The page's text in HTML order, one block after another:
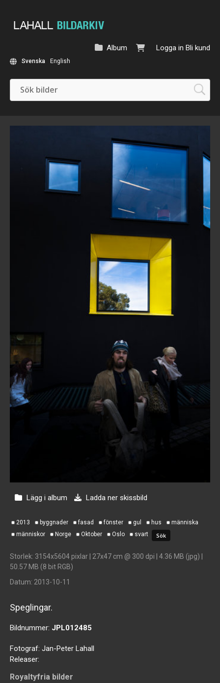
Logga in Bli kund
Album
Svenska English
Lägg i album Ladda ner skissbild
2013 byggnader fasad fönster gul hus
människa
människor
Norge Oktober Oslo svart
Storlek: 3154x5604 pixlar | 27x47 cm @ 300 dpi | 4.36 MB (jpg) |
50.57 MB (8 bit RGB)
Datum: 2013-10-11
Speglingar.
Bildnummer: JPL012485
Fotograf: Jan-Peter Lahall
Releaser:
Royaltyfria bilder